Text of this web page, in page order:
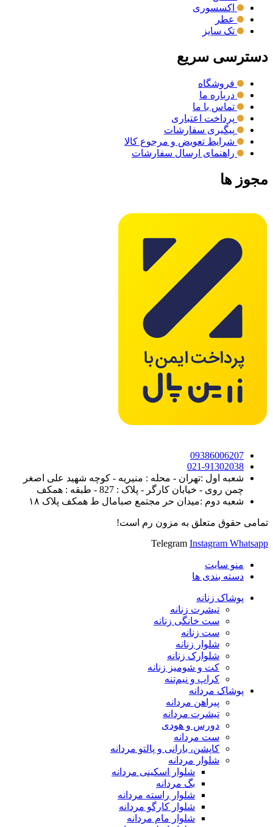
اکسسوری
عطر
تک سایز
دسترسی سریع
فروشگاه
درباره ما
تماس با ما
پرداخت اعتباری
پیگیری سفارشات
شرایط تعویض و مرجوع کالا
راهنمای ارسال سفارشات
مجوز ها
09386006207
021-91302038
شعبه اول :تهران - محله : منیریه - کوچه شهید علی اصغر
چمن روی - خیابان کارگر - پلاک : 827 - طبقه : همکف
شعبه دوم :میدان حر مجتمع صبامال ط همکف پلاک ۱۸
تمامی حقوق متعلق به مزون رم است!
Telegram Instagram Whatsapp
منو سایت
دسته بندی ها
پوشاک زنانه
تیشرت زنانه
ست خانگی زنانه
ست زنانه
شلوار زنانه
شلوارک زنانه
کت و شومیز زنانه
کراپ و نیم‌تنه
پوشاک مردانه
پیراهن مردانه
تیشرت مردانه
دورس و هودی
ست مردانه
کاپشن، بارانی و پالتو مردانه
شلوار مردانه
شلوار اسکینی مردانه
بگ مردانه
شلوار راسته مردانه
شلوار کارگو مردانه
شلوار مام مردانه